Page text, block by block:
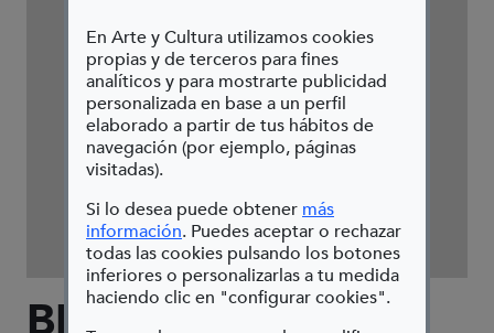
En Arte y Cultura utilizamos cookies
propias y de terceros para fines
analíticos y para mostrarte publicidad
personalizada en base a un perfil
elaborado a partir de tus hábitos de
navegación (por ejemplo, páginas
visitadas).
Si lo desea puede obtener más
información(Abre en nueva ventana)
. Puedes aceptar o rechazar
todas las cookies pulsando los botones
inferiores o personalizarlas a tu medida
haciendo clic en "configurar cookies".